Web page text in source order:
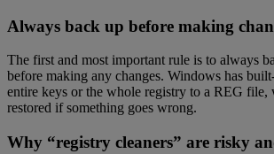
Always back up before making
The first and most important rule is to always
before making any changes. Windows has
entire keys or the whole registry to a REG file,
restored if something goes wrong.
Why “registry cleaners” are risky